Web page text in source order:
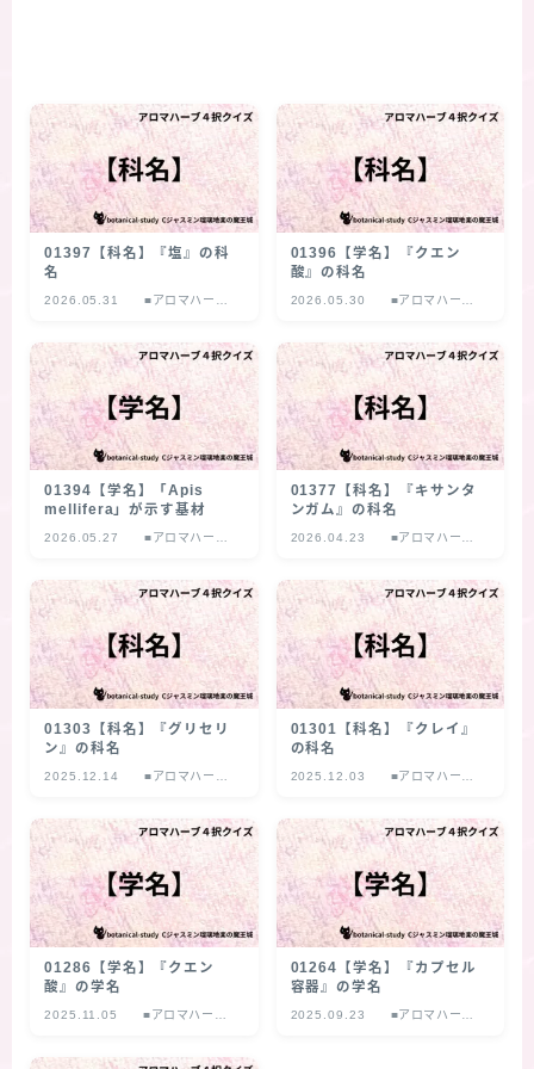
01397【科名】『塩』の科
名
2026.05.31
■アロマハーブ
01396【学名】『クエン
酸』の科名
2026.05.30
■アロマハーブ
01394【学名】「Apis
mellifera」が示す基材
2026.05.27
■アロマハーブ
01377【科名】『キサンタ
ンガム』の科名
2026.04.23
■アロマハーブ
01303【科名】『グリセリ
ン』の科名
2025.12.14
■アロマハーブ
01301【科名】『クレイ』
の科名
2025.12.03
■アロマハーブ
01286【学名】『クエン
酸』の学名
2025.11.05
■アロマハーブ
01264【学名】『カプセル
容器』の学名
2025.09.23
■アロマハーブ